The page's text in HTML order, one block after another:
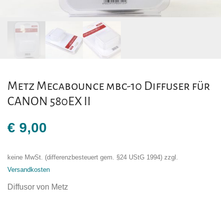
Metz Mecabounce mbc-10 Diffuser für
CANON 580EX II
€ 9,00
keine MwSt. (differenzbesteuert gem. §24 UStG 1994) zzgl.
Versandkosten
Diffusor von Metz